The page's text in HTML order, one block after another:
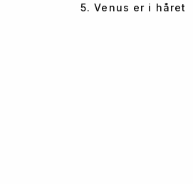
5. Venus er i håret